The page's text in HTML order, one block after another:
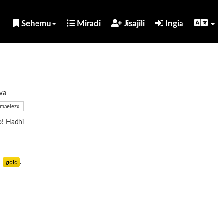
Sehemu Miradi Jisajili Ingia
Hadhi
.